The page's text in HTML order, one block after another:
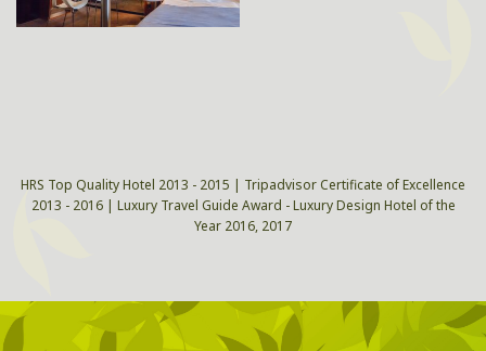
HRS Top Quality Hotel 2013 - 2015 | Tripadvisor Certificate of Excellence
2013 - 2016 | Luxury Travel Guide Award - Luxury Design Hotel of the
Year 2016, 2017